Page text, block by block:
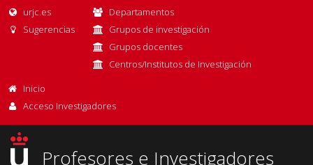
urjc.es
Sugerencias
Departamentos
Grupos de investigación
Grupos docentes
Centros/Institutos de Investigación
Inicio
Acceso Investigadores
Profesores e Investigadores